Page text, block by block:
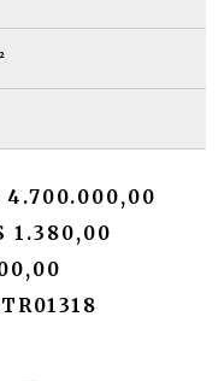
4.700.000,00
1.380,00